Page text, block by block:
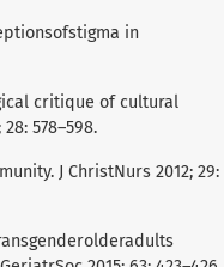
in
critique of cultural
578–598.
J ChristNurs 2012; 29: